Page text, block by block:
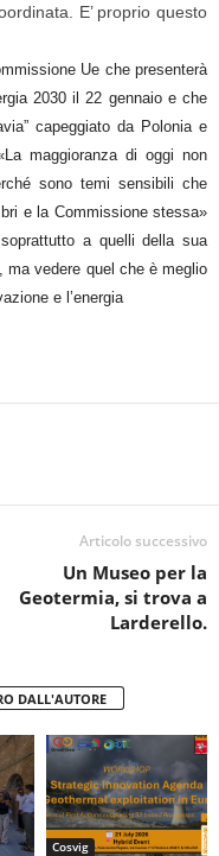
E’ proprio questo
Ue che presenterà
2030 il 22 gennaio e che
capeggiato da Polonia e
maggioranza di oggi non
sono temi sensibili che
e la Commissione stessa»
a quelli della sua
vedere quel che è meglio
e l’energia
Articolo successivo
Un Museo per la
Geotermia, si trova a
Larderello.
DALL'AUTORE
Cosvig